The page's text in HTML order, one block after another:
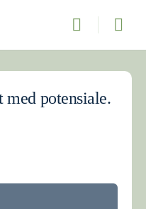
med potensiale.